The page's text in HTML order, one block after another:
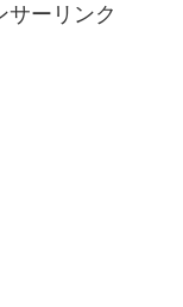
サーリンク